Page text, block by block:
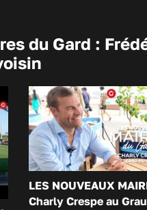
du Gard :
LES NOUVEAUX
Charly Crespe au